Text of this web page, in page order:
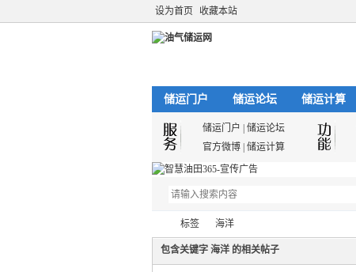
设为首页 收藏本站
储运门户 储运论坛 储运计算
储运门户 储运论坛
官方微博 储运计算
标签 海洋
包含关键字 海洋 的相关帖子